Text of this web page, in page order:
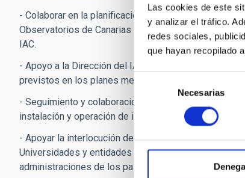
Las cookies de este
y analizar el tráfico.
redes sociales,
que hayan recopilado
Selección
consentimiento
Necesarias
- Colaborar en la planificación, seguimiento y control
Observatorios de Canarias 2021-2024 y del Plan
IAC.
- Apoyo a la Dirección del IAC en todo lo
previstos en los planes mencionados.
- Seguimiento y colaboración en la redacción y
instalación y operación de instalaciones científicas
- Apoyar la interlocución del IAC con los
Universidades y entidades autonómicas y locales,
administraciones de los países firmantes de los